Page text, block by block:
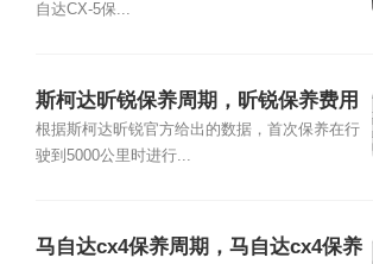
自达CX-5保...
斯柯达昕锐保养周期，昕锐保养费用
明细表
根据斯柯达昕锐官方给出的数据，首次保养在行
驶到5000公里时进行...
马自达cx4保养周期，马自达cx4保养